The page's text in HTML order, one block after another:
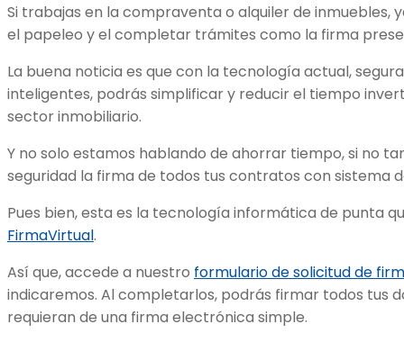
Si trabajas en la compraventa o alquiler de inmuebles,
el papeleo y el completar trámites como la firma
La buena noticia es que con la tecnología actual,
inteligentes, podrás simplificar y reducir el tiempo
sector inmobiliario.
Y no solo estamos hablando de ahorrar tiempo, si no
seguridad la firma de todos tus contratos con sistema
Pues bien, esta es la tecnología informática de punta
FirmaVirtual.
Así que, accede a nuestro formulario de solicitud de
indicaremos. Al completarlos, podrás firmar todos tus
requieran de una firma electrónica simple.